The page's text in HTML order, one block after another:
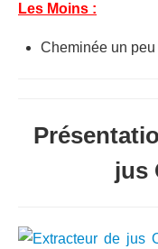
Les Moins :
Cheminée un peu
jus